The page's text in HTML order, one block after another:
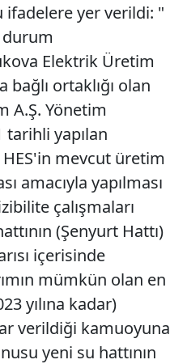
ifadelere yer verildi: "
durum
Elektrik Üretim
bağlı ortaklığı olan
A.Ş. Yönetim
tarihli yapılan
mevcut üretim
amacıyla yapılması
çalışmaları
(Şenyurt Hattı)
içerisinde
mümkün olan en
yılına kadar)
verildiği kamuoyuna
yeni su hattının